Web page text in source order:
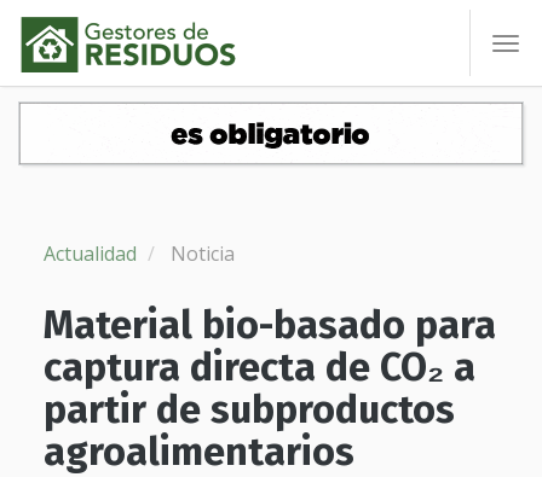
Actualidad Noticia
Material bio-basado para
captura directa de CO₂ a
partir de subproductos
agroalimentarios